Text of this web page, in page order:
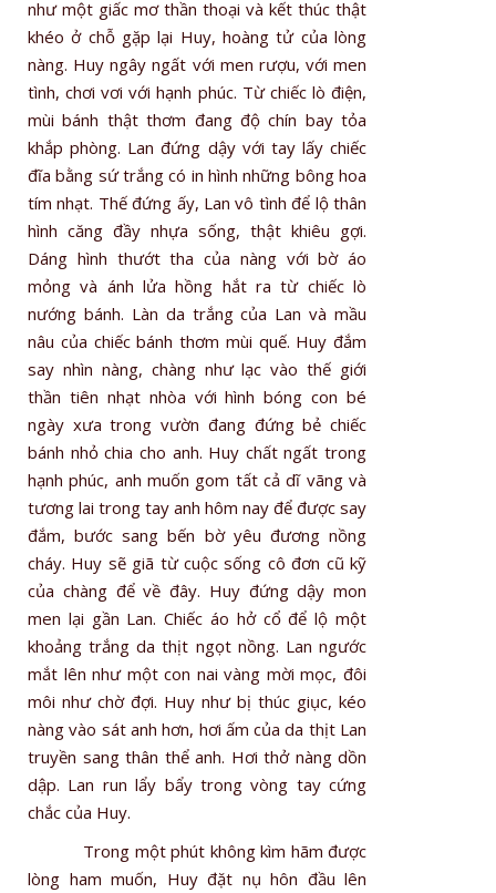
như một giấc mơ thần thoại và kết thúc thật
khéo ở chỗ gặp lại Huy, hoàng tử của lòng
nàng. Huy ngây ngất với men rượu, với men
tình, chơi vơi với hạnh phúc. Từ chiếc lò điện,
mùi bánh thật thơm đang độ chín bay tỏa
khắp phòng. Lan đứng dậy với tay lấy chiếc
đĩa bằng sứ trắng có in hình những bông hoa
tím nhạt. Thế đứng ấy, Lan vô tình để lộ thân
hình căng đầy nhựa sống, thật khiêu gợi.
Dáng hình thướt tha của nàng với bờ áo
mỏng và ánh lửa hồng hắt ra từ chiếc lò
nướng bánh. Làn da trắng của Lan và mầu
nâu của chiếc bánh thơm mùi quế. Huy đắm
say nhìn nàng, chàng như lạc vào thế giới
thần tiên nhạt nhòa với hình bóng con bé
ngày xưa trong vườn đang đứng bẻ chiếc
bánh nhỏ chia cho anh. Huy chất ngất trong
hạnh phúc, anh muốn gom tất cả dĩ vãng và
tương lai trong tay anh hôm nay để được say
đắm, bước sang bến bờ yêu đương nồng
cháy. Huy sẽ giã từ cuộc sống cô đơn cũ kỹ
của chàng để về đây. Huy đứng dậy mon
men lại gần Lan. Chiếc áo hở cổ để lộ một
khoảng trắng da thịt ngọt nồng. Lan ngước
mắt lên như một con nai vàng mời mọc, đôi
môi như chờ đợi. Huy như bị thúc giục, kéo
nàng vào sát anh hơn, hơi ấm của da thịt Lan
truyền sang thân thể anh. Hơi thở nàng dồn
dập. Lan run lẩy bẩy trong vòng tay cứng
chắc của Huy.
Trong một phút không kìm hãm được
lòng ham muốn, Huy đặt nụ hôn đầu lên